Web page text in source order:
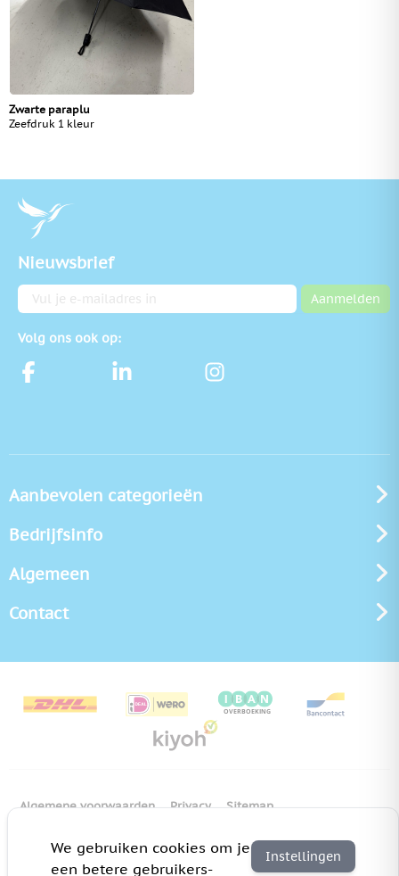
Zwarte paraplu
Zeefdruk 1 kleur
Nieuwsbrief
E-mailadres Aanmelden
Volg ons ook op:
Aanbevolen categorieën
Bedrijfsinfo
Algemeen
Contact
Algemene voorwaarden Privacy Sitemap
Copyright Bedrukken.nl Pas cookie instellingen aan
We gebruiken cookies om je
een betere gebruikers-
Instellingen